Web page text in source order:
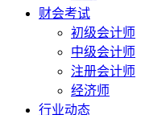
财会考试
初级会计师
中级会计师
注册会计师
经济师
行业动态